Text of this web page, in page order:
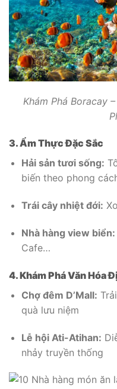
Khám Phá Boracay
3. Ẩm Thực Đặc Sắc
Hải sản tươi sống:
biến theo phong
Trái cây nhiệt đới:
Nhà hàng view biển:
Cafe…
4. Khám Phá Văn Hóa
Chợ đêm D’Mall:
quà lưu niệm
Lễ hội Ati-Atihan:
nhảy truyền thống